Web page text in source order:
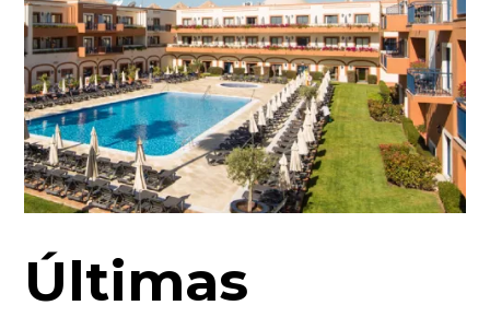
Últimas